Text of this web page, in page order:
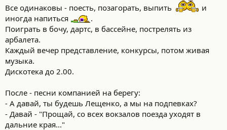
Все одинаковы - поесть, позагорать, выпить
и
иногда напиться
.
Поиграть в бочу, дартс, в бассейне, пострелять из
арбалета.
Каждый вечер представление, конкурсы, потом живая
музыка.
Дискотека до 2.00.
После - песни компанией на берегу:
- А давай, ты будешь Лещенко, а мы на подпевках?
- Давай - "Прощай, со всех вокзалов поезда уходят в
дальние края..."